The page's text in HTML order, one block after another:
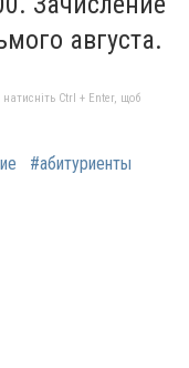
августа.
Ctrl + Enter, щоб
#абитуриенты